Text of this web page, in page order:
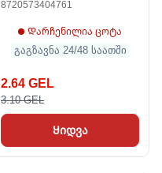
8720573404761
Დარჩენილია ცოტა
გაგზავნა 24/48 საათში
2.64 GEL
3.10 GEL
Ყიდვა